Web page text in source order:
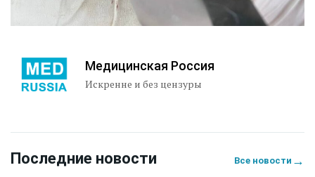
Медицинская Россия
Искренне и без цензуры
Последние новости Все новости →